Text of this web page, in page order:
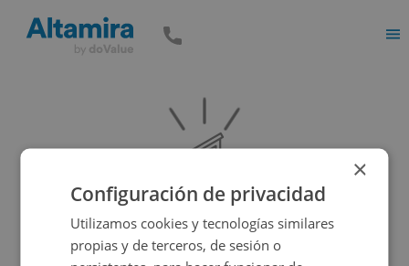
×
Configuración de privacidad
Utilizamos cookies y tecnologías similares
propias y de terceros, de sesión o